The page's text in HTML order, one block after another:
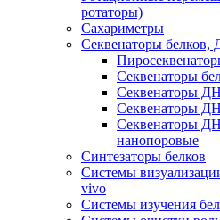
ротаторы)
Сахариметры
Секвенаторы
Секвенаторы
Секвенаторы
Секвенаторы
Секвенаторы
нанопоровые
Синтезаторы белков
Системы
vivo
Системы изучения